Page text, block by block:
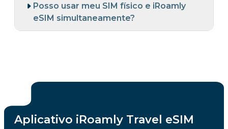
Posso usar meu SIM físico e iRoamly
eSIM simultaneamente?
Aplicativo iRoamly Travel eSIM